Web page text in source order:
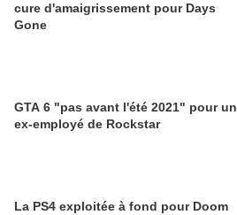
cure d'amaigrissement pour Days
Gone
GTA 6 "pas avant l'été 2021" pour un
ex-employé de Rockstar
La PS4 exploitée à fond pour Doom